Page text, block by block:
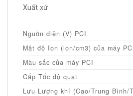
Xuất xứ
Nguồn điện (V) PCI
Mật độ Ion (ion/cm3) của máy
Màu sắc của máy PCI
Cấp Tốc độ quạt
Lưu Lượng khí (Cao/Trung Bình/